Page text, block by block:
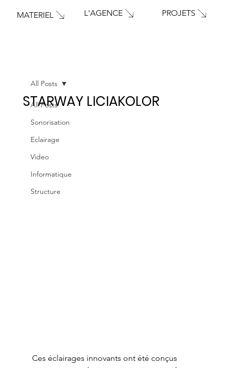
PROJETS
MATERIEL L'AGENCE
All Posts
Sonorisation
Eclairage
Video
Informatique
Structure
All Posts
STARWAY LICIAKOLOR
Ces éclairages innovants ont été conçus